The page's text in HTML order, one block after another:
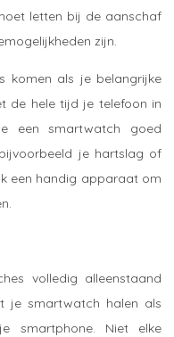
letten bij de aanschaf
zijn.
komen als je belangrijke
de hele tijd je telefoon in
een smartwatch goed
je hartslag of
een handig apparaat om
volledig alleenstaand
je smartwatch halen als
smartphone. Niet elke